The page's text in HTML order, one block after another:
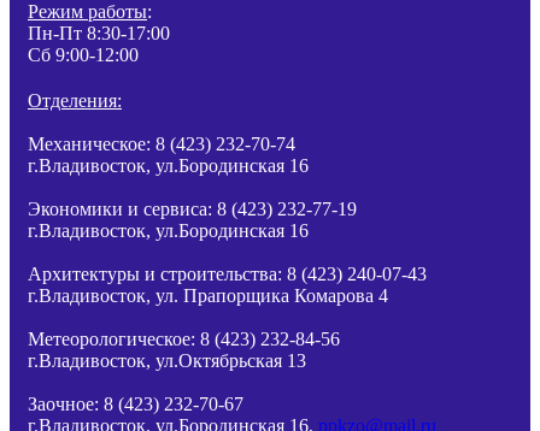
Режим работы:
Пн-Пт 8:30-17:00
Сб 9:00-12:00
Отделения:
Механическое: 8 (423) 232-70-74
г.Владивосток, ул.Бородинская 16
Экономики и сервиса: 8 (423) 232-77-19
г.Владивосток, ул.Бородинская 16
Архитектуры и строительства: 8 (423) 240-07-43
г.Владивосток, ул. Прапорщика Комарова 4
Метеорологическое: 8 (423) 232-84-56
г.Владивосток, ул.Октябрьская 13
Заочное: 8 (423) 232-70-67
г.Владивосток, ул.Бородинская 16, ppkzo@mail.ru